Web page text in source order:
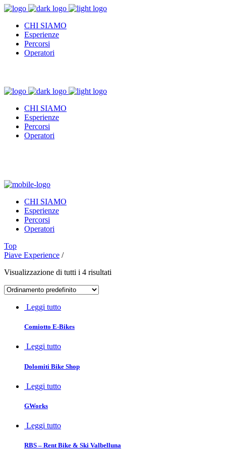
CHI SIAMO
Esperienze
Percorsi
Operatori
CHI SIAMO
Esperienze
Percorsi
Operatori
CHI SIAMO
Esperienze
Percorsi
Operatori
Top
Piave Experience /
Visualizzazione di tutti i 4 risultati
Leggi tutto
Comiotto E-Bikes
Leggi tutto
Dolomiti Bike Shop
Leggi tutto
GWorks
Leggi tutto
RBS – Rent Bike & Ski Valbelluna